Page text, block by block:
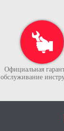
Официальная
обслуживание